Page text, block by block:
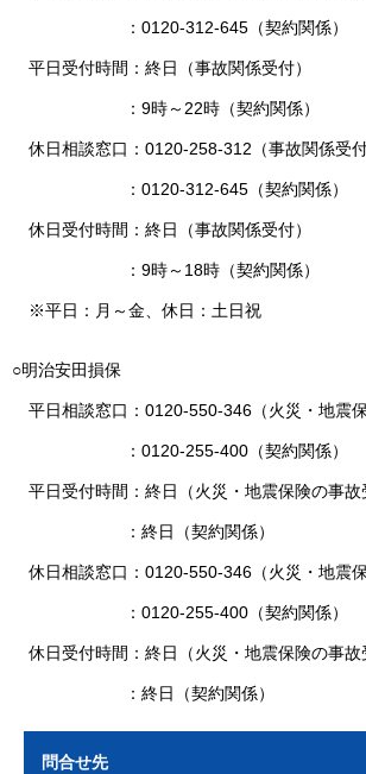
：0120-312-645（契約関係）
平日受付時間：終日（事故関係受付）
：9時～22時（契約関係）
休日相談窓口：0120-258-312（事故関係受付
：0120-312-645（契約関係）
休日受付時間：終日（事故関係受付）
：9時～18時（契約関係）
※平日：月～金、休日：土日祝
○明治安田損保
平日相談窓口：0120-550-346（火災・地震保
：0120-255-400（契約関係）
平日受付時間：終日（火災・地震保険の事故
：終日（契約関係）
休日相談窓口：0120-550-346（火災・地震保
：0120-255-400（契約関係）
休日受付時間：終日（火災・地震保険の事故
：終日（契約関係）
問合せ先